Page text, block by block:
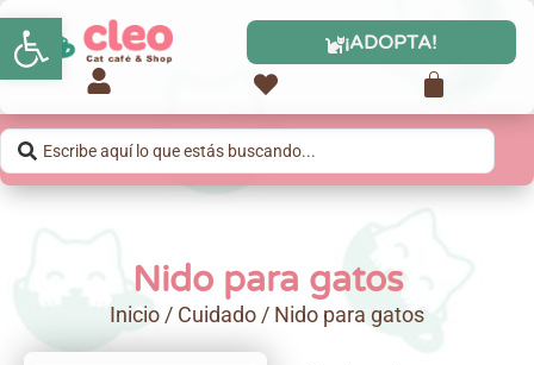
Abrir barra de herramientas ¡ADOPTA!
Nido para gatos
Inicio/ Cuidado/ Nido para gatos